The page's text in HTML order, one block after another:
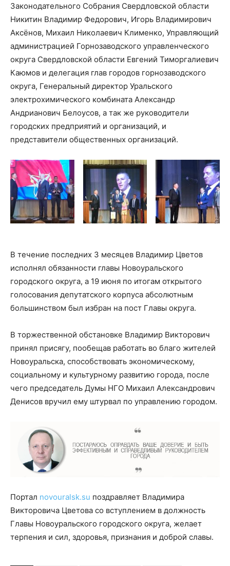
Законодательного Собрания Свердловской области
Никитин Владимир Федорович, Игорь Владимирович
Аксёнов, Михаил Николаевич Клименко, Управляющий
администрацией Горнозаводского управленческого
округа Свердловской области Евгений Тиморгалиевич
Каюмов и делегация глав городов горнозаводского
округа, Генеральный директор Уральского
электрохимического комбината Александр
Андрианович Белоусов, а так же руководители
городских предприятий и организаций, и
представители общественных организаций.
В течение последних 3 месяцев Владимир Цветов
исполнял обязанности главы Новоуральского
городского округа, а 19 июня по итогам открытого
голосования депутатского корпуса абсолютным
большинством был избран на пост Главы округа.
В торжественной обстановке Владимир Викторович
принял присягу, пообещав работать во благо жителей
Новоуральска, способствовать экономическому,
социальному и культурному развитию города, после
чего председатель Думы НГО Михаил Александрович
Денисов вручил ему штурвал по управлению городом.
Портал novouralsk.su поздравляет Владимира
Викторовича Цветова со вступлением в должность
Главы Новоуральского городского округа, желает
терпения и сил, здоровья, признания и доброй славы.